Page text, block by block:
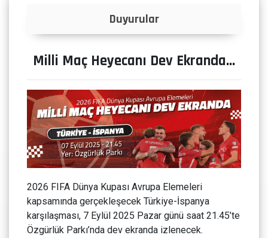
Milli Maç Heyecanı Dev Ekranda...
2026 FIFA Dünya Kupası Avrupa Elemeleri
kapsamında gerçekleşecek Türkiye-İspanya
karşılaşması, 7 Eylül 2025 Pazar günü saat 21.45’te
Özgürlük Parkı’nda dev ekranda izlenecek.